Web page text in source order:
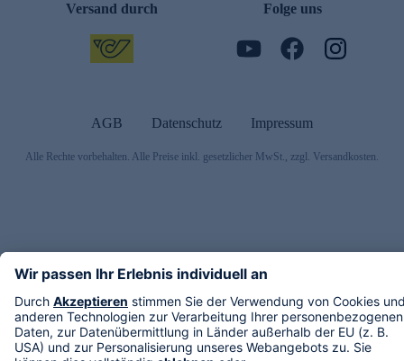
Versand durch Folge uns
AGB Datenschutz Impressum
Alle Rechte vorbehalten. Alle Preise inkl. gesetzlicher MwSt., zzgl. Versandkosten.